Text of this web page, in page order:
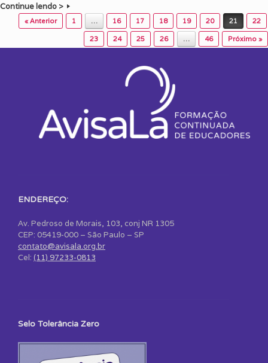
Continue lendo >
Post navigation
« Anterior 1 … 16 17 18 19 20 21 22
23 24 25 26 … 46 Próximo »
ENDEREÇO:
Av. Pedroso de Morais, 103, conj NR 1305
CEP: 05419-000 – São Paulo – SP
contato@avisala.org.br
Cel: (11) 97233-0813
Selo Tolerância Zero